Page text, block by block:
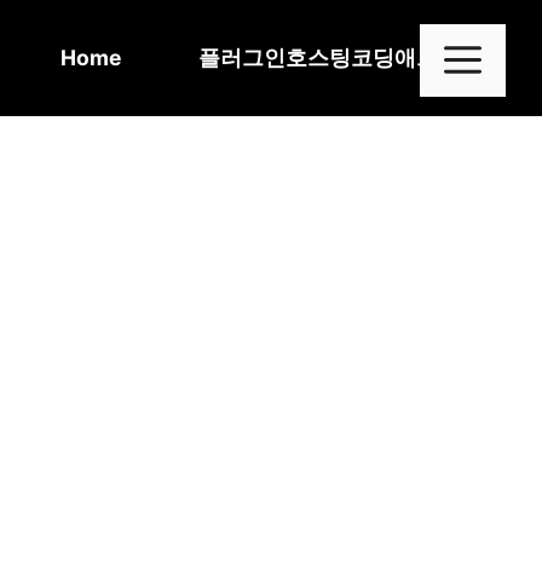
Home 플러그인호스팅코딩애드센스